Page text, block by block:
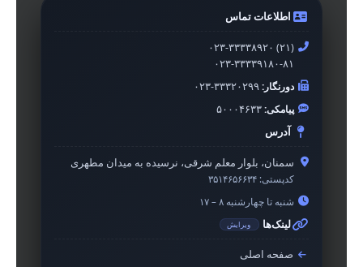
اطلاعات تماس
۰۲۳-۳۳۳۳۸۹۲۰ (۲۱)
۰۲۳-۳۳۳۳۹۱۸۰-۸۱
دورنگار:۰۲۳-۳۳۳۲۰۲۹۹
پیامکی:۵۰۰۰۴۶۳۳
آدرس
سمنان، بلوار معلم شرقی، نرسیده به میدان مطهری
کدپستی: ۳۵۱۴۶۵۶۶۳۴
شنبه تا چهارشنبه ۸ – ۱۷
لینک‌ها ویرایش
صفحه اصلی